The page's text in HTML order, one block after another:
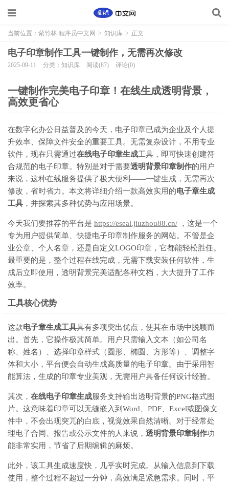
当前位置： 紫竹林-程序员中文网 > 知识库 > 正文
电子印章制作工具一键制作，无需再次修改
2025-09-11 分类：知识库 阅读(87) 评论(0)
一键制作完美电子印章！在线生成透明背景，
高效更省心
在数字化办公日益普及的今天，电子印章已成为企业及个人提
升效率、保障文件安全的重要工具。无需复杂设计，不用专业
软件，现在只需通过在线电子印章生成工具，即可快速创建符
合规范的电子印章。特别是对于需要透明背景印章制作的用户
来说，这种在线服务提供了极大便利——一键生成，无需再次
修改，省时省力。本文将详细介绍一款高效实用的电子章生成
工具 ，并探索其多种优势与应用场景。
今天我们要推荐的平台是 https://eseal.jiuzhou88.cn/ ，这是一个
专为用户提供简单、快捷电子印章制作服务的网站。不管是企
业公章、个人名章，还是自定义LOGO印章，它都能轻松胜任。
最重要的是，整个过程在线完成，无需下载安装任何软件，生
成后立即使用，透明背景完美适配各种文档，大大提升了工作
效率。
工具核心优势
这款电子章生成工具具有多项突出优点，使其在市场中脱颖而
出。首先，它操作极其简单。用户只需输入文本（如公司名
称、姓名）、选择印章样式（圆形、椭圆、方形等）、调整字
体和大小，平台便会自动生成高质量的电子印章。由于采用智
能算法，生成的印章专业美观，无需用户具备任何设计经验。
其次， 在线电子印章生成服务支持输出透明背景的PNG格式图
片。这意味着印章可以无缝嵌入到Word、PDF、Excel或图像文
件中，不会出现突兀的白底，视觉效果自然清晰。对于经常处
理电子合同、报告或公示文件的人来说， 透明背景印章制作功
能非常实用，节省了后期编辑的麻烦。
此外，该工具生成速度快，几乎实时完成。从输入信息到下载
使用，整个过程不超过一分钟，高效满足紧急需求。同时，平